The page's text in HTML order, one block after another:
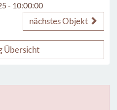
- 10:00:00
nächstes Objekt
Übersicht